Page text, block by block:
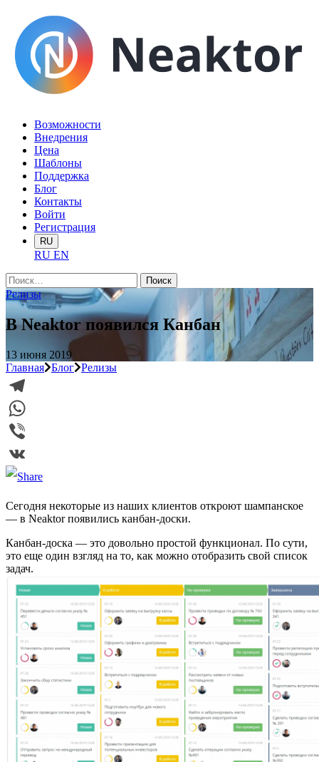
Возможности
Внедрения
Цена
Шаблоны
Поддержка
Блог
Контакты
Войти
Регистрация
RU
RU EN
Найти:
Релизы
В Neaktor появился Канбан
13 июня 2019
Главная Блог Релизы
Telegram
WhatsApp
Viber
VK
Сегодня некоторые из наших клиентов откроют шампанское
— в Neaktor появились канбан-доски.
Канбан-доска — это довольно простой функционал. По сути,
это еще один взгляд на то, как можно отобразить свой список
задач.